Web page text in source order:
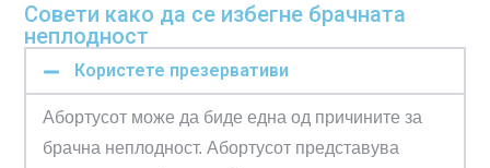
Совети како да се избегне брачната
неплодност
Користете презервативи
Абортусот може да биде една од причините за
брачна неплодност. Абортусот представува